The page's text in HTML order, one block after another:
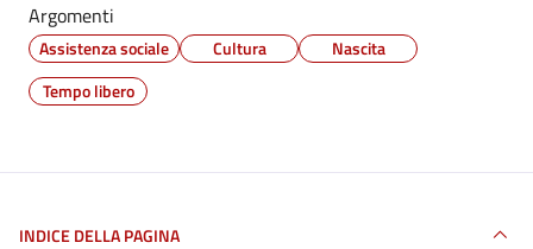
Argomenti
Assistenza sociale Cultura
Nascita
Tempo libero
INDICE DELLA PAGINA